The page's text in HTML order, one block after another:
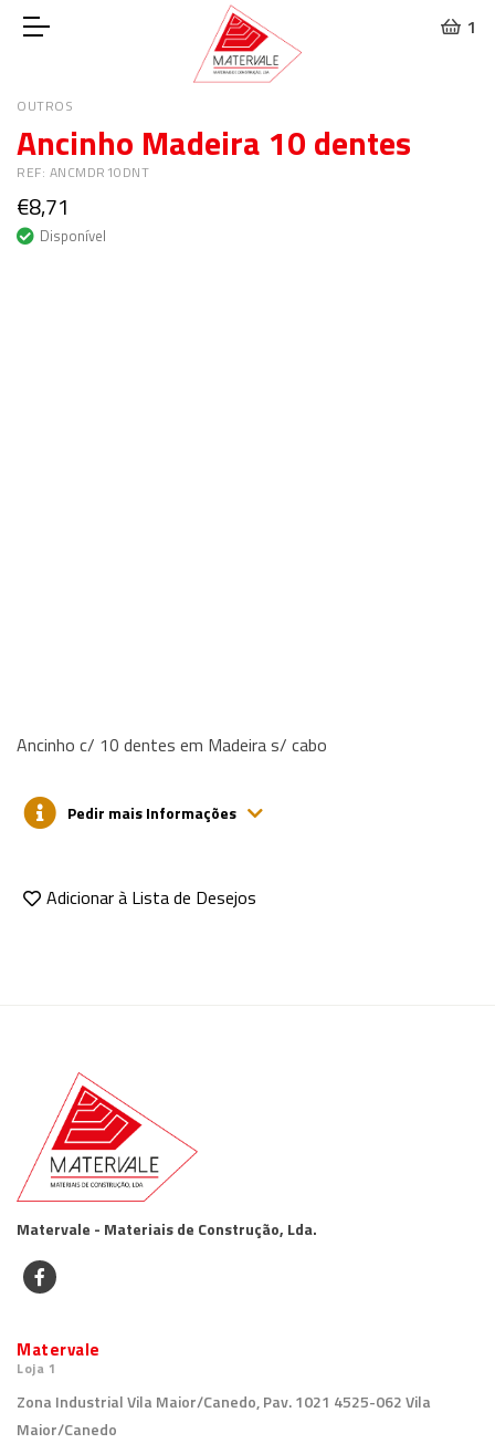
1
OUTROS
Ancinho Madeira 10 dentes
REF: ANCMDR10DNT
€8,71
Disponível
Ancinho c/ 10 dentes em Madeira s/ cabo
Pedir mais Informações
Adicionar à Lista de Desejos
Matervale - Materiais de Construção, Lda.
Matervale
Loja 1
Zona Industrial Vila Maior/Canedo, Pav. 1021 4525-062 Vila
Maior/Canedo